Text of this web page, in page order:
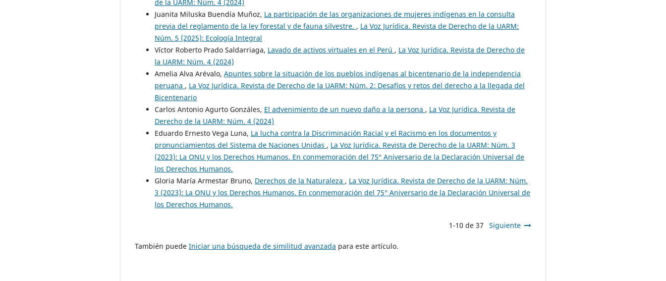
de la UARM: Núm. 4 (2024)
Juanita Miluska Buendía Muñoz, La participación de las organizaciones de mujeres indígenas en la consulta
previa del reglamento de la ley forestal y de fauna silvestre. , La Voz Jurídica. Revista de Derecho de la UARM:
Núm. 5 (2025): Ecología Integral
Víctor Roberto Prado Saldarriaga, Lavado de activos virtuales en el Perú , La Voz Jurídica. Revista de Derecho de
la UARM: Núm. 4 (2024)
Amelia Alva Arévalo, Apuntes sobre la situación de los pueblos indígenas al bicentenario de la independencia
peruana , La Voz Jurídica. Revista de Derecho de la UARM: Núm. 2: Desafíos y retos del derecho a la llegada del
Bicentenario
Carlos Antonio Agurto Gonzáles, El advenimiento de un nuevo daño a la persona , La Voz Jurídica. Revista de
Derecho de la UARM: Núm. 4 (2024)
Eduardo Ernesto Vega Luna, La lucha contra la Discriminación Racial y el Racismo en los documentos y
pronunciamientos del Sistema de Naciones Unidas , La Voz Jurídica. Revista de Derecho de la UARM: Núm. 3
(2023): La ONU y los Derechos Humanos. En conmemoración del 75° Aniversario de la Declaración Universal de
los Derechos Humanos.
Gloria María Armestar Bruno, Derechos de la Naturaleza , La Voz Jurídica. Revista de Derecho de la UARM: Núm.
3 (2023): La ONU y los Derechos Humanos. En conmemoración del 75° Aniversario de la Declaración Universal de
los Derechos Humanos.
1-10 de 37 Siguiente
También puede Iniciar una búsqueda de similitud avanzada para este artículo.